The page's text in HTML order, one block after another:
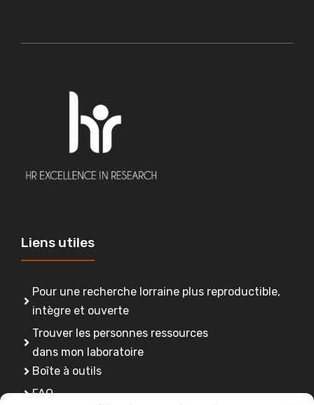
Liens utiles
Pour une recherche lorraine plus reproductible,
intègre et ouverte
Trouver les personnes ressources
dans mon laboratoire
Boîte à outils
FAQ